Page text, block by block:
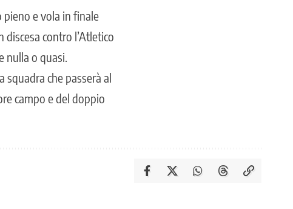
pieno e vola in finale
discesa contro l’Atletico
nulla o quasi.
che passerà al
campo e del doppio